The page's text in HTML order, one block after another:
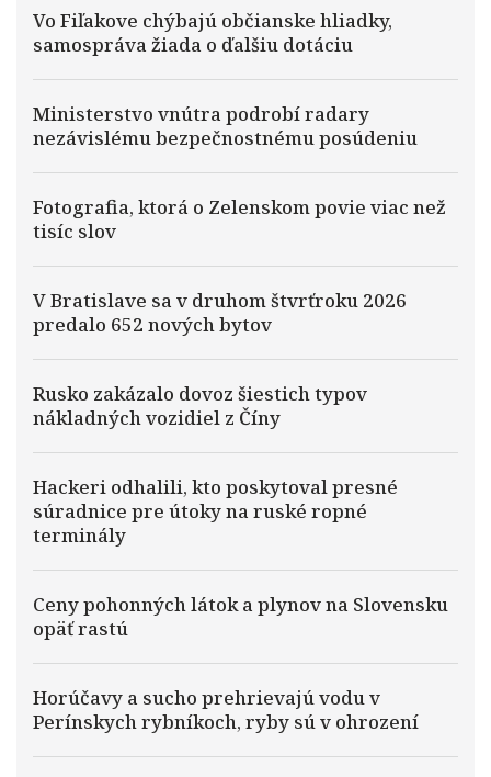
Vo Fiľakove chýbajú občianske hliadky,
samospráva žiada o ďalšiu dotáciu
Ministerstvo vnútra podrobí radary
nezávislému bezpečnostnému posúdeniu
Fotografia, ktorá o Zelenskom povie viac než
tisíc slov
V Bratislave sa v druhom štvrťroku 2026
predalo 652 nových bytov
Rusko zakázalo dovoz šiestich typov
nákladných vozidiel z Číny
Hackeri odhalili, kto poskytoval presné
súradnice pre útoky na ruské ropné
terminály
Ceny pohonných látok a plynov na Slovensku
opäť rastú
Horúčavy a sucho prehrievajú vodu v
Perínskych rybníkoch, ryby sú v ohrození